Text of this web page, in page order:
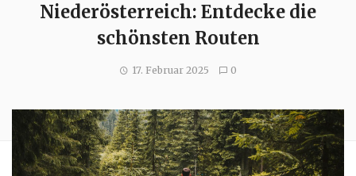
Niederösterreich: Entdecke die
schönsten Routen
17. Februar 2025 0